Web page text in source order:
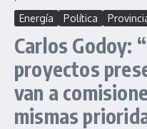
Energía Política
Carlos Godoy:
proyectos
van a
mismas